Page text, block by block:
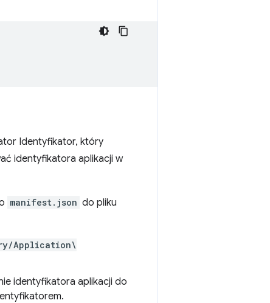
Identyfikator, który
identyfikatora aplikacji w
manifest.json do pliku
Application\
identyfikatora aplikacji do